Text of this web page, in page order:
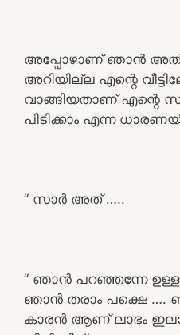
അപ്പോഴാണ് ഞാൻ അത്
അറിയില്ല എന്റെ
വാങ്ങിയതാണ് എന്റെ
പിടിക്കാം എന്ന
” സാർ അത് …..
” ഞാൻ പറഞ്ഞന്നേ
ഞാൻ തരാം പക്ഷെ
കാരൻ ആണ് ലാഭം